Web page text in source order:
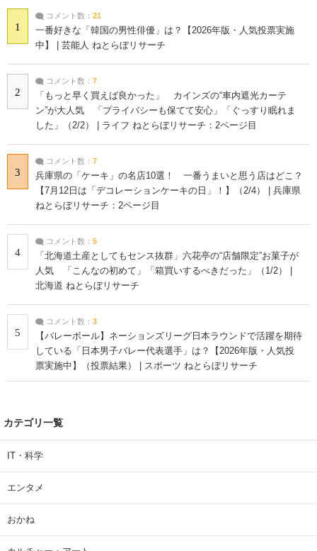
1
コメント数： 21
一番好きな「韓国の男性俳優」は？【2026年版・人気投票実施
中】 | 芸能人 ねとらぼリサーチ
2
コメント数： 7
「もっと早く買えば良かった」 カインズの“車内遮光カーテ
ン”が大人気 「プライバシーも保てて安心」「ぐっすり眠れま
した」（2/2） | ライフ ねとらぼリサーチ：2ページ目
3
コメント数： 7
兵庫県の「ケーキ」の名店10選！ 一番うまいと思う店はどこ？
【7月12日は「デコレーションケーキの日」！】（2/4） | 兵庫県
ねとらぼリサーチ：2ページ目
4
コメント数： 5
「北海道土産としてもセンス抜群」六花亭の“店舗限定”お菓子が
人気 「こんなの初めて」「箱買いするべきだった」（1/2） |
北海道 ねとらぼリサーチ
5
コメント数： 3
【バレーボール】ネーションズリーグ日本ラウンドで活躍を期待
している「日本男子バレー代表選手」は？【2026年版・人気投
票実施中】（投票結果） | スポーツ ねとらぼリサーチ
カテゴリ一覧
IT・科学
エンタメ
おかね